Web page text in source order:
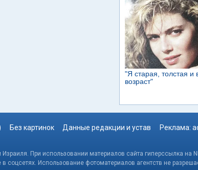
Без картинок Данные редакции и устав Реклама:
При использовании материалов сайта гиперссылка на
соцсетях. Использование фотоматериалов агентств не